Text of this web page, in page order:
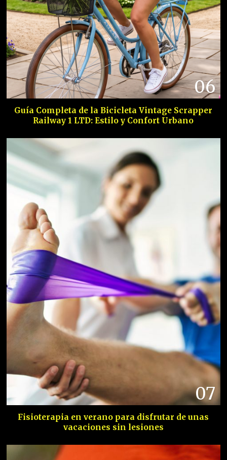
06
Guía Completa de la Bicicleta Vintage Scrapper
Railway 1 LTD: Estilo y Confort Urbano
07
Fisioterapia en verano para disfrutar de unas
vacaciones sin lesiones